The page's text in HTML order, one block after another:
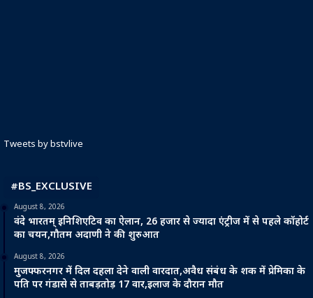
Tweets by bstvlive
#BS_EXCLUSIVE
August 8, 2026
वंदे भारतम् इनिशिएटिव का ऐलान, 26 हजार से ज्यादा एंट्रीज में से पहले कॉहोर्ट
का चयन,गौतम अदाणी ने की शुरुआत
August 8, 2026
मुजफ्फरनगर में दिल दहला देने वाली वारदात,अवैध संबंध के शक में प्रेमिका के
पति पर गंडासे से ताबड़तोड़ 17 वार,इलाज के दौरान मौत